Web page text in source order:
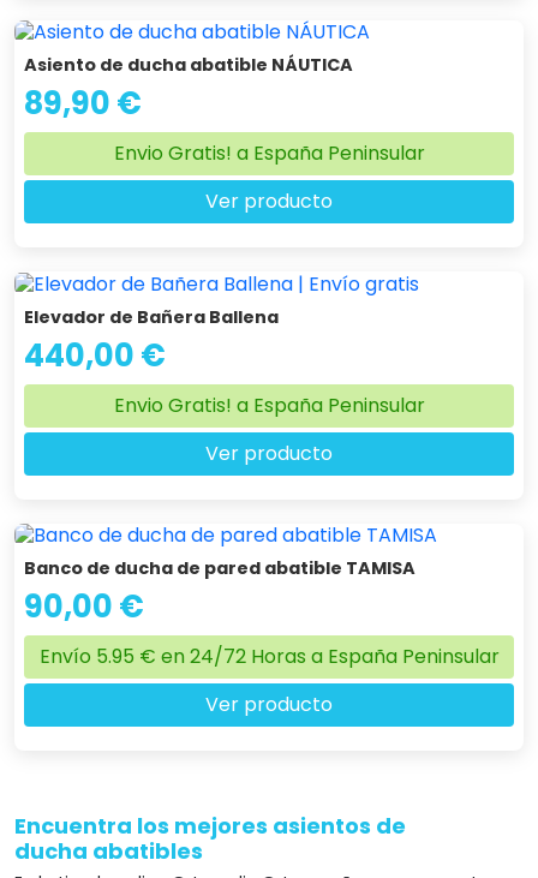
Asiento de ducha abatible NÁUTICA
89,90 €
Envio Gratis! a España Peninsular
Ver producto
Elevador de Bañera Ballena
440,00 €
Envio Gratis! a España Peninsular
Ver producto
Banco de ducha de pared abatible TAMISA
90,00 €
Envío 5.95 € en 24/72 Horas a España Peninsular
Ver producto
Encuentra los mejores asientos de
ducha abatibles